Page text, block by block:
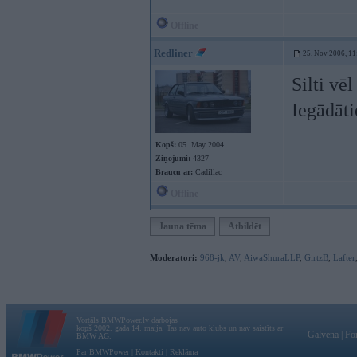
Redliner 25. Nov 2006,
Kopš: 05. May 2004
Ziņojumi: 4327
Braucu ar: Cadillac
Silti vēl
Jauna tēma Atbildēt
Moderatori: 968-jk AV AiwaShuraLLP, GirtzB Lafter
Vortāls BMWPower.lv darbojas
kopš 2002. gada 14. maija. Tas nav auto klubs un nav saistīts ar
BMW AG.
Par BMWPower
Kontakti Reklāma
Galvena